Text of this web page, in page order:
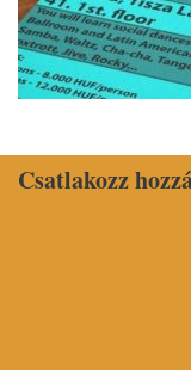
Csatlakozz